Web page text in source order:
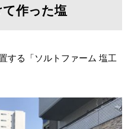
作った塩
する「ソルトファーム 塩工